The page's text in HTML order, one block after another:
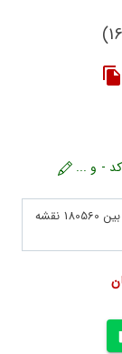
کد - و ...
با یک خرید میتوانید 35 نقشه پلان جزییات و ... را بین 180560 نقشه